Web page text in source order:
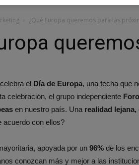
¿Qué Europa queremos para las
el Día de Europa, una fecha que
celebración, el grupo independiente
en nuestro país. Una realidad
acuerdo con ellos?
apoyada por un 96% de los
conozcan más y mejor a las